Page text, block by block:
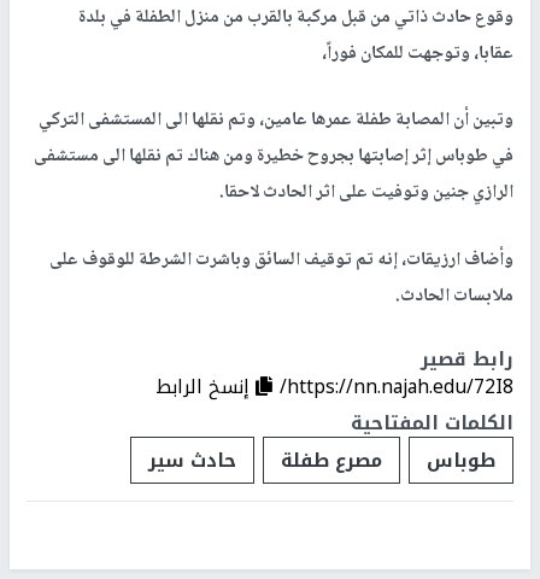
وقوع حادث ذاتي من قبل مركبة بالقرب من منزل الطفلة في بلدة
عقابا، وتوجهت للمكان فوراً،
وتبين أن المصابة طفلة عمرها عامين، وتم نقلها الى المستشفى التركي
في طوباس إثر إصابتها بجروح خطيرة ومن هناك تم نقلها الى مستشفى
الرازي جنين وتوفيت على اثر الحادث لاحقا.
وأضاف ارزيقات، إنه تم توقيف السائق وباشرت الشرطة للوقوف على
ملابسات الحادث.
رابط قصير
https://nn.najah.edu/72I8/
إنسخ الرابط
الكلمات المفتاحية
طوباس
مصرع طفلة حادث سير